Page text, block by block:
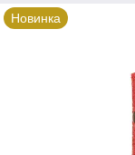
Новинка